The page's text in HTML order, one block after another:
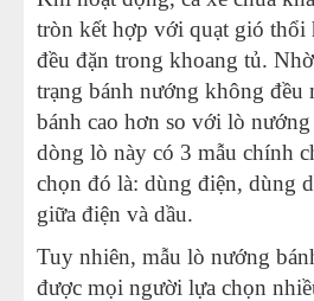
tròn kết hợp với quạt gió thổi
đều đặn trong khoang tủ.
trạng bánh nướng không đều
bánh cao hơn so với lò
dòng lò này có 3 mẫu chính
chọn đó là: dùng điện, dùng
giữa điện và dầu.
Tuy nhiên, mẫu lò nướng
được mọi người lựa chọn